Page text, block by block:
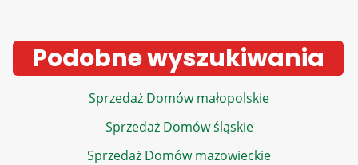
Podobne wyszukiwania
Sprzedaż Domów małopolskie
Sprzedaż Domów śląskie
Sprzedaż Domów mazowieckie